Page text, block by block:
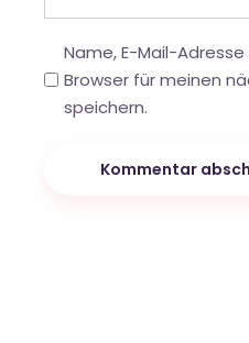
Name, E-Mail-
Browser für meinen
speichern.
Kommentar